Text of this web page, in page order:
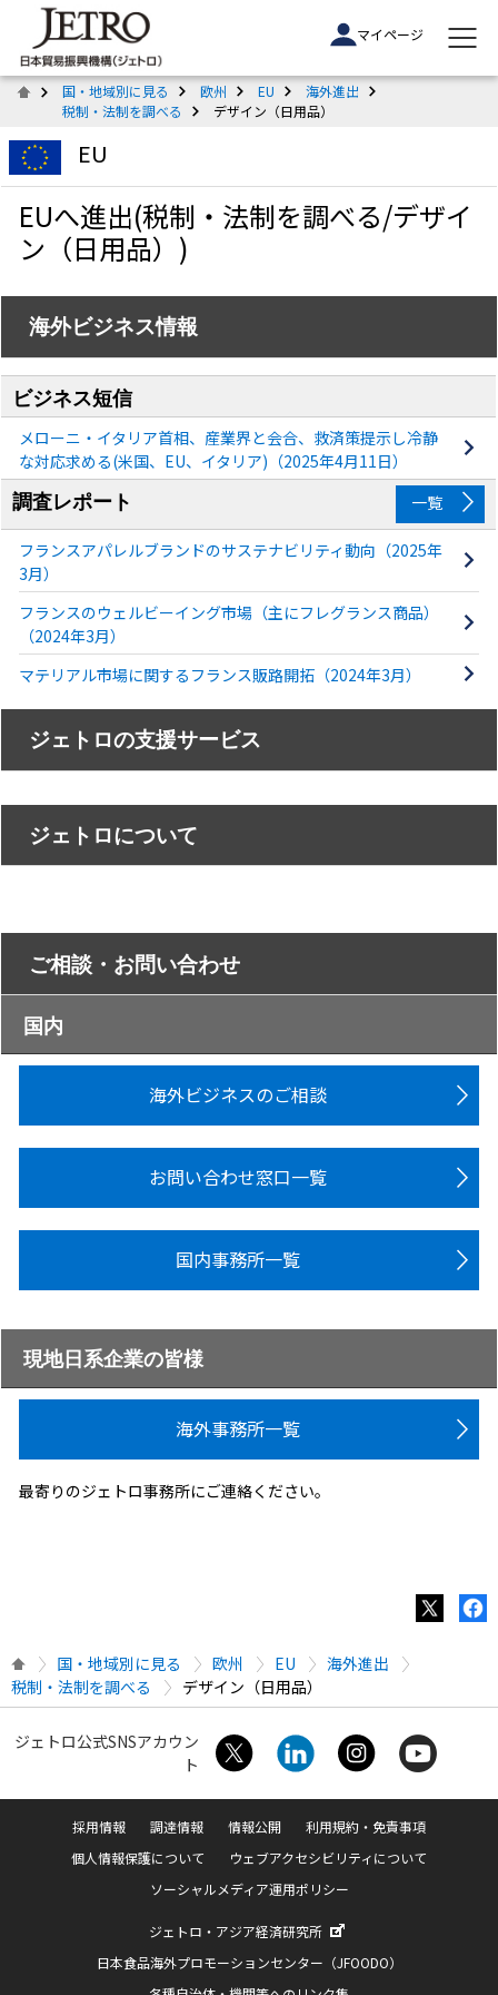
マイページ
国・地域別に見る 欧州 EU
海外進出
税制・法制を調べる
デザイン（日用品）
EU
EUへ進出(税制・法制を調べる/デザイ
ン（日用品）)
海外ビジネス情報
ビジネス短信
メローニ・イタリア首相、産業界と会合、救済策提示し冷静
な対応求める(米国、EU、イタリア)（2025年4月11日）
調査レポート
一覧
フランスアパレルブランドのサステナビリティ動向（2025年
3月）
フランスのウェルビーイング市場（主にフレグランス商品）
（2024年3月）
マテリアル市場に関するフランス販路開拓（2024年3月）
ジェトロの支援サービス
ジェトロについて
ご相談・お問い合わせ
国内
海外ビジネスのご相談
お問い合わせ窓口一覧
国内事務所一覧
現地日系企業の皆様
海外事務所一覧
最寄りのジェトロ事務所にご連絡ください。
国・地域別に見る 欧州 EU
海外進出
税制・法制を調べる
デザイン（日用品）
ジェトロ公式SNSアカウン
ト
採用情報 調達情報 情報公開
利用規約・免責事項
個人情報保護について
ウェブアクセシビリティについて
ソーシャルメディア運用ポリシー
ジェトロ・アジア経済研究所
日本食品海外プロモーションセンター（JFOODO）